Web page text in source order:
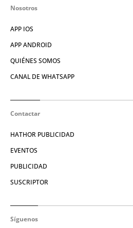
Nosotros
APP IOS
APP ANDROID
QUIÉNES SOMOS
CANAL DE WHATSAPP
Contactar
HATHOR PUBLICIDAD
EVENTOS
PUBLICIDAD
SUSCRIPTOR
Síguenos